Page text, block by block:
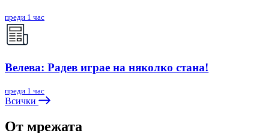
преди 1 час
Велева: Радев играе на няколко стана!
преди 1 час
Всички
От мрежата